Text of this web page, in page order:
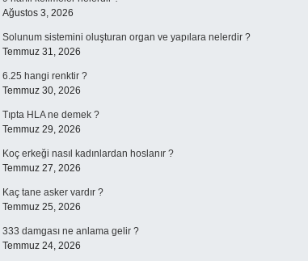
Ağustos 3, 2026
Solunum sistemini oluşturan organ ve yapılara nelerdir ?
Temmuz 31, 2026
6.25 hangi renktir ?
Temmuz 30, 2026
Tıpta HLA ne demek ?
Temmuz 29, 2026
Koç erkeği nasıl kadınlardan hoslanır ?
Temmuz 27, 2026
Kaç tane asker vardır ?
Temmuz 25, 2026
333 damgası ne anlama gelir ?
Temmuz 24, 2026